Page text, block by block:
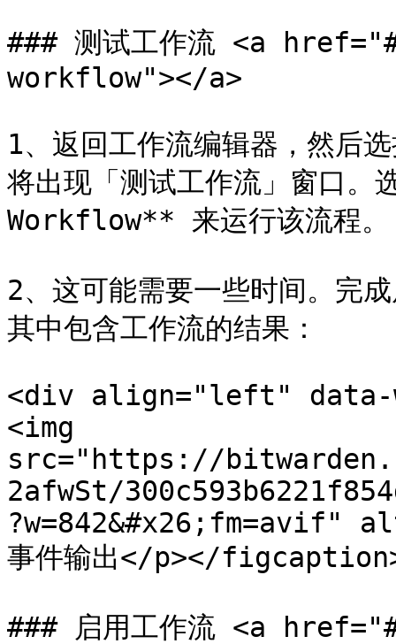
### 测试工作流 <a
workflow"></a>
1、返回工作流编辑器，然
将出现「测试工作流」窗口
Workflow** 来运行该流程。
2、这可能需要一些时间。完
其中包含工作流的结果：
<div align="left" data-
<img
src="https://
2afwSt/
?w=842&#x26;fm=avif"
事件输出</p></
### 启用工作流 <a